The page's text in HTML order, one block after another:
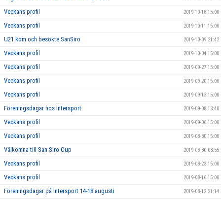
Veckans profil 2019-10-18 15:00
Veckans profil 2019-10-11 15:00
U21 kom och besökte SanSiro 2019-10-09 21:42
Veckans profil 2019-10-04 15:00
Veckans profil 2019-09-27 15:00
Veckans profil 2019-09-20 15:00
Veckans profil 2019-09-13 15:00
Föreningsdagar hos Intersport 2019-09-08 13:40
Veckans profil 2019-09-06 15:00
Veckans profil 2019-08-30 15:00
Välkomna till San Siro Cup 2019-08-30 08:55
Veckans profil 2019-08-23 15:00
Veckans profil 2019-08-16 15:00
Föreningsdagar på Intersport 14-18 augusti 2019-08-12 21:14